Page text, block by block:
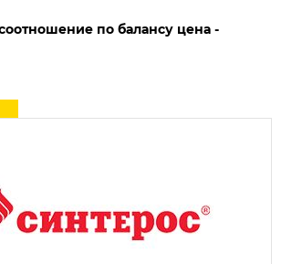
по балансу цена -